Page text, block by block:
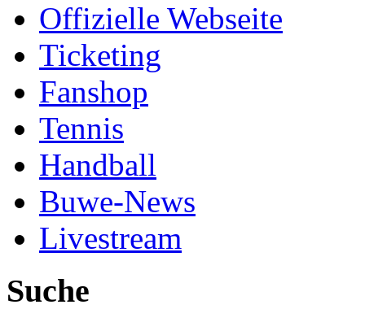
Offizielle Webseite
Ticketing
Fanshop
Tennis
Handball
Buwe-News
Livestream
Suche